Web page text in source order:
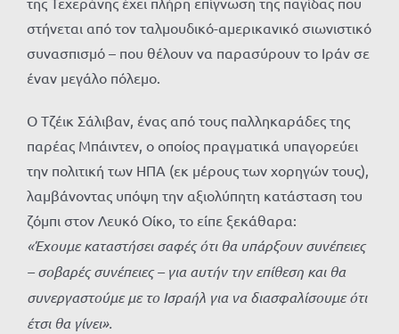
στήνεται από τον ταλμουδικό-αμερικανικό σιωνιστικό
συνασπισμό – που θέλουν να παρασύρουν το Ιράν σε
έναν μεγάλο πόλεμο.
Ο Τζέικ Σάλιβαν, ένας από τους παλληκαράδες της
παρέας Μπάιντεν, ο οποίος πραγματικά υπαγορεύει
την πολιτική των ΗΠΑ (εκ μέρους των χορηγών τους),
λαμβάνοντας υπόψη την αξιολύπητη κατάσταση του
ζόμπι στον Λευκό Οίκο, το είπε ξεκάθαρα:
«Έχουμε καταστήσει σαφές ότι θα υπάρξουν συνέπειες
– σοβαρές συνέπειες – για αυτήν την επίθεση και θα
συνεργαστούμε με το Ισραήλ για να διασφαλίσουμε ότι
έτσι θα γίνει».